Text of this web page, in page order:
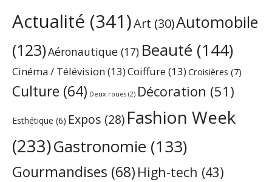
Actualité (341)Art (30)Automobile
(123)Aéronautique (17) Beauté (144)
Cinéma / Télévision(13)Coiffure(13) Croisières (7)
Culture (64) Deux roues (2) Décoration (51)
Esthétique (6) Expos (28) Fashion Week
(233)Gastronomie (133)
Gourmandises (68) High-tech (43)